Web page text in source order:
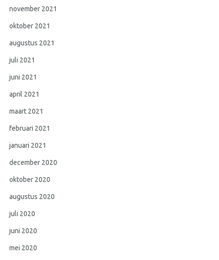
november 2021
oktober 2021
augustus 2021
juli 2021
juni 2021
april 2021
maart 2021
februari 2021
januari 2021
december 2020
oktober 2020
augustus 2020
juli 2020
juni 2020
mei 2020